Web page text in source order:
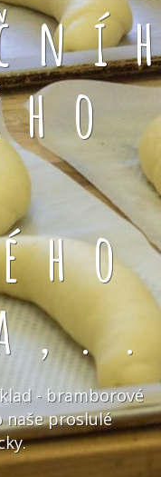
- bramborové
naše proslulé